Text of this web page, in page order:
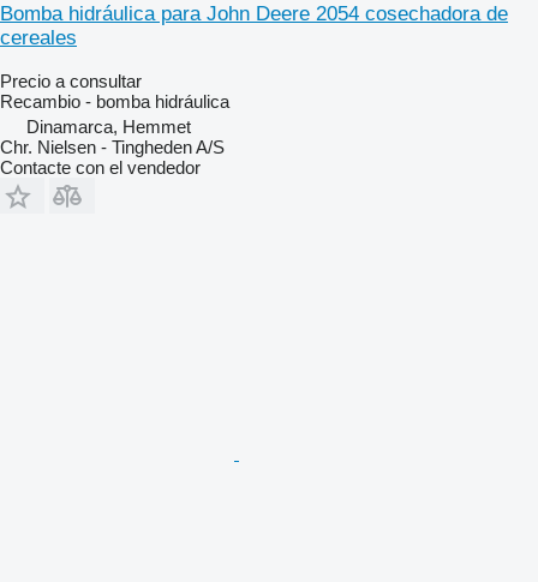
Bomba hidráulica para John Deere 2054 cosechadora de
cereales
Precio a consultar
Recambio - bomba hidráulica
Dinamarca, Hemmet
Chr. Nielsen - Tingheden A/S
Contacte con el vendedor